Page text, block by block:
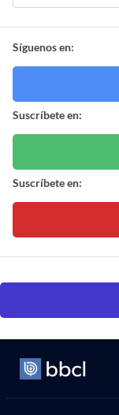
Síguenos en:
Suscríbete en:
Suscríbete en: